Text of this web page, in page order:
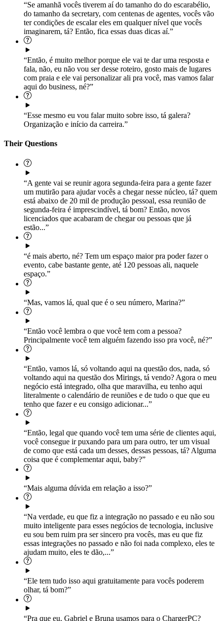
“Se amanhã vocês tiverem aí do tamanho do do escarabélio,
do tamanho da secretary, com centenas de agentes, vocês vão
ter condições de escalar eles em qualquer nível que vocês
imaginarem, tá? Então, fica essas duas dicas aí.”
“Então, é muito melhor porque ele vai te dar uma resposta e
fala, não, eu não vou ser desse roteiro, gosto mais de lugares
com praia e ele vai personalizar ali pra você, mas vamos falar
aqui do business, né?”
“Esse mesmo eu vou falar muito sobre isso, tá galera?
Organização e início da carreira.”
Their Questions
“A gente vai se reunir agora segunda-feira para a gente fazer
um mutirão para ajudar vocês a chegar nesse núcleo, tá? quem
está abaixo de 20 mil de produção pessoal, essa reunião de
segunda-feira é imprescindível, tá bom? Então, novos
licenciados que acabaram de chegar ou pessoas que já
estão...”
“é mais aberto, né? Tem um espaço maior pra poder fazer o
evento, cabe bastante gente, até 120 pessoas ali, naquele
espaço.”
“Mas, vamos lá, qual que é o seu número, Marina?”
“Então você lembra o que você tem com a pessoa?
Principalmente você tem alguém fazendo isso pra você, né?”
“Então, vamos lá, só voltando aqui na questão dos, nada, só
voltando aqui na questão dos Mirings, tá vendo? Agora o meu
negócio está integrado, olha que maravilha, eu tenho aqui
literalmente o calendário de reuniões e de tudo o que que eu
tenho que fazer e eu consigo adicionar...”
“Então, legal que quando você tem uma série de clientes aqui,
você consegue ir puxando para um para outro, ter um visual
de como que está cada um desses, dessas pessoas, tá? Alguma
coisa que é complementar aqui, baby?”
“Mais alguma dúvida em relação a isso?”
“Na verdade, eu que fiz a integração no passado e eu não sou
muito inteligente para esses negócios de tecnologia, inclusive
eu sou bem ruim pra ser sincero pra vocês, mas eu que fiz
essas integrações no passado e não foi nada complexo, eles te
ajudam muito, eles te dão,...”
“Ele tem tudo isso aqui gratuitamente para vocês poderem
olhar, tá bom?”
“Pra que eu, Gabriel e Bruna usamos para o ChargerPC?